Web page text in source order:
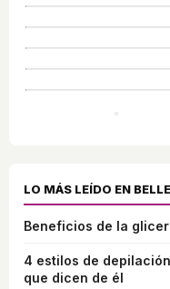
LO MÁS LEÍDO EN
Beneficios de la
4 estilos de
que dicen de él